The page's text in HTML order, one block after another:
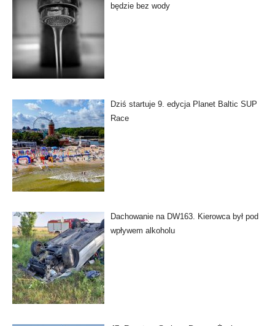
będzie bez wody
Dziś startuje 9. edycja Planet Baltic SUP
Race
Dachowanie na DW163. Kierowca był pod
wpływem alkoholu